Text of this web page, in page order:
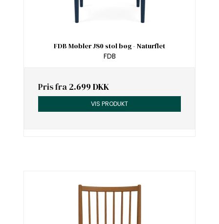
FDB Møbler J80 stol bøg - Naturflet
FDB
Pris fra 2.699 DKK
VIS PRODUKT